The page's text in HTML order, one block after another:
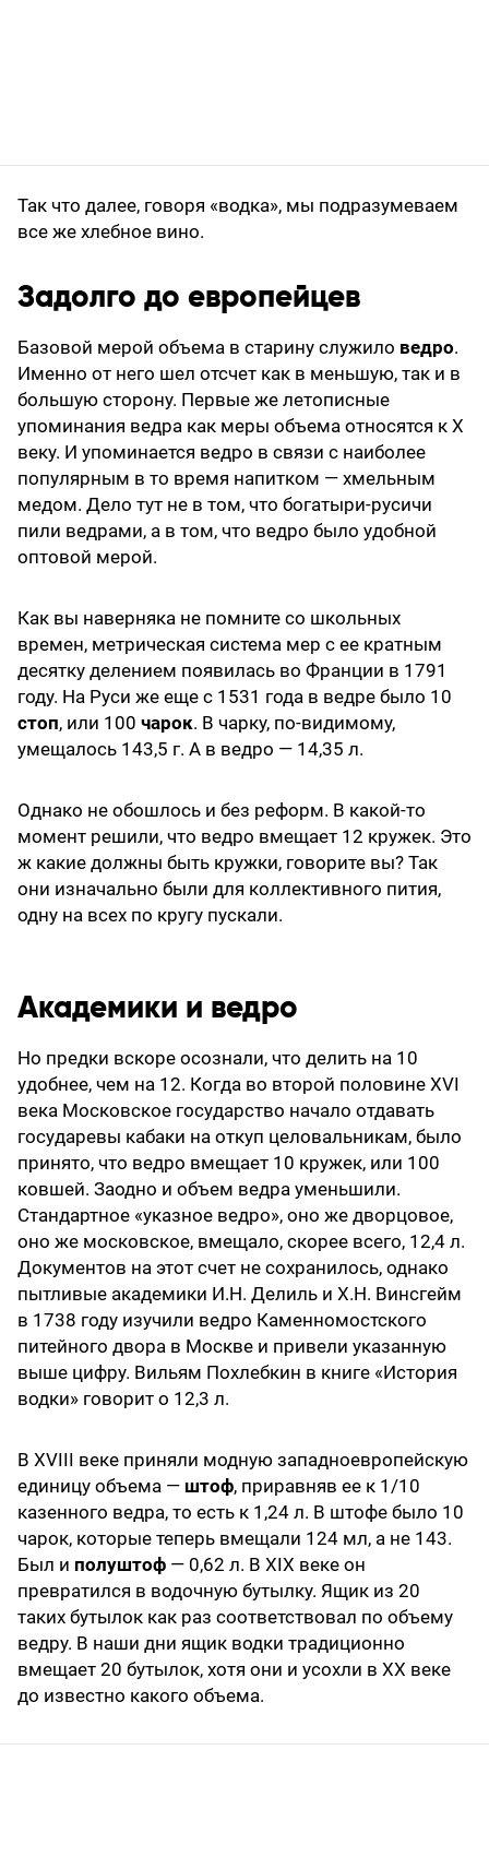
Так что далее, говоря «водка», мы подразумеваем
все же хлебное вино.
Задолго до европейцев
Базовой мерой объема в старину служило ведро.
Именно от него шел отсчет как в меньшую, так и в
большую сторону. Первые же летописные
упоминания ведра как меры объема относятся к X
веку. И упоминается ведро в связи с наиболее
популярным в то время напитком — хмельным
медом. Дело тут не в том, что богатыри-русичи
пили ведрами, а в том, что ведро было удобной
оптовой мерой.
Как вы наверняка не помните со школьных
времен, метрическая система мер с ее кратным
десятку делением появилась во Франции в 1791
году. На Руси же еще с 1531 года в ведре было 10
стоп, или 100 чарок. В чарку, по-видимому,
умещалось 143,5 г. А в ведро — 14,35 л.
Однако не обошлось и без реформ. В какой-то
момент решили, что ведро вмещает 12 кружек. Это
ж какие должны быть кружки, говорите вы? Так
они изначально были для коллективного пития,
одну на всех по кругу пускали.
Академики и ведро
Но предки вскоре осознали, что делить на 10
удобнее, чем на 12. Когда во второй половине XVI
века Московское государство начало отдавать
государевы кабаки на откуп целовальникам, было
принято, что ведро вмещает 10 кружек, или 100
ковшей. Заодно и объем ведра уменьшили.
Стандартное «указное ведро», оно же дворцовое,
оно же московское, вмещало, скорее всего, 12,4 л.
Документов на этот счет не сохранилось, однако
пытливые академики И.Н. Делиль и X.Н. Винсгейм
в 1738 году изучили ведро Каменномостского
питейного двора в Москве и привели указанную
выше цифру. Вильям Похлебкин в книге «История
водки» говорит о 12,3 л.
В XVIII веке приняли модную западноевропейскую
единицу объема — штоф, приравняв ее к 1/10
казенного ведра, то есть к 1,24 л. В штофе было 10
чарок, которые теперь вмещали 124 мл, а не 143.
Был и полуштоф — 0,62 л. В XIX веке он
превратился в водочную бутылку. Ящик из 20
таких бутылок как раз соответствовал по объему
ведру. В наши дни ящик водки традиционно
вмещает 20 бутылок, хотя они и усохли в XX веке
до известно какого объема.